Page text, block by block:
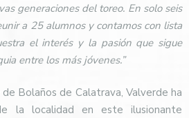
generaciones del toreo. En solo seis
a 25 alumnos y contamos con lista
el interés y la pasión que sigue
entre los más jóvenes.”
Bolaños de Calatrava, Valverde ha
la localidad en este ilusionante